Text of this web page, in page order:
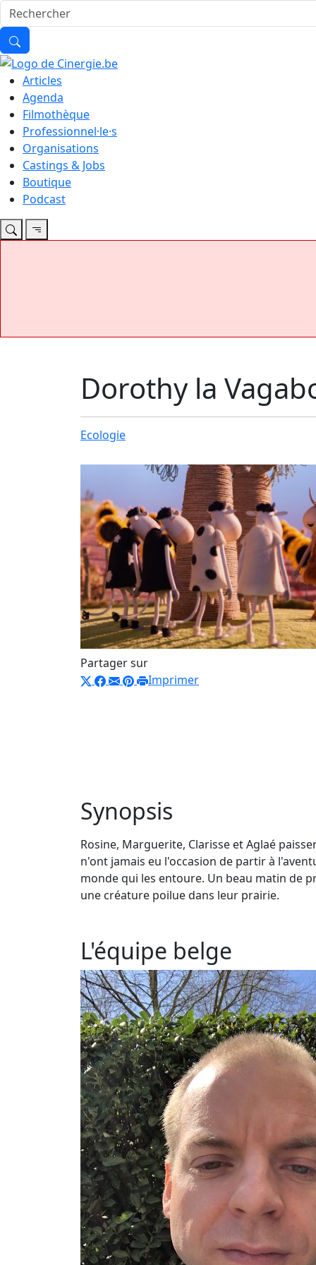
Articles
Agenda
Filmothèque
Professionnel·le·s
Organisations
Castings & Jobs
Boutique
Podcast
Dorothy la
Ecologie
Partager sur
Imprimer
Synopsis
Rosine, Marguerite, Clarisse et Aglaé
n'ont jamais eu l'occasion de partir à
monde qui les entoure. Un beau matin de
une créature poilue dans leur prairie.
L'équipe belge